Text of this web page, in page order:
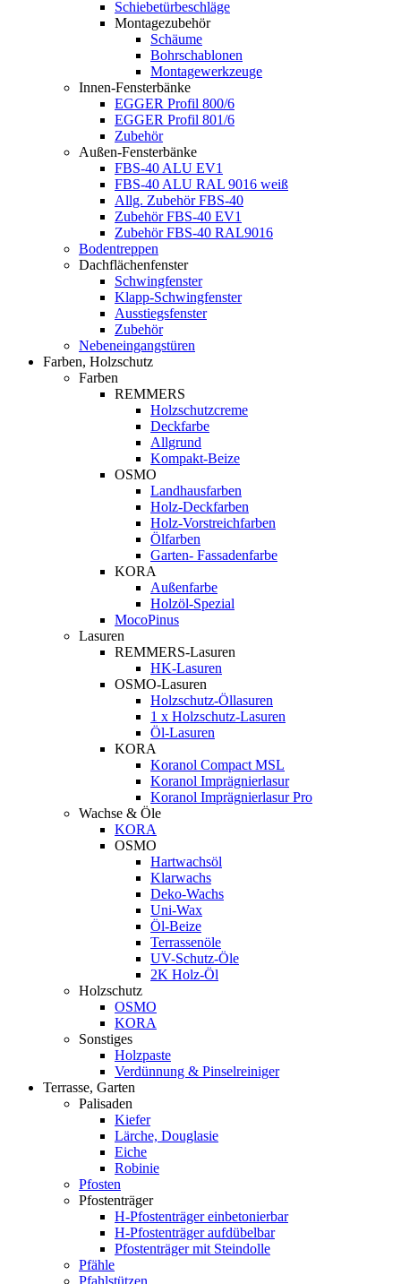
Schiebetürbeschläge
Montagezubehör
Schäume
Bohrschablonen
Montagewerkzeuge
Innen-Fensterbänke
EGGER Profil 800/6
EGGER Profil 801/6
Zubehör
Außen-Fensterbänke
FBS-40 ALU EV1
FBS-40 ALU RAL 9016 weiß
Allg. Zubehör FBS-40
Zubehör FBS-40 EV1
Zubehör FBS-40 RAL9016
Bodentreppen
Dachflächenfenster
Schwingfenster
Klapp-Schwingfenster
Ausstiegsfenster
Zubehör
Nebeneingangstüren
Farben, Holzschutz
Farben
REMMERS
Holzschutzcreme
Deckfarbe
Allgrund
Kompakt-Beize
OSMO
Landhausfarben
Holz-Deckfarben
Holz-Vorstreichfarben
Ölfarben
Garten- Fassadenfarbe
KORA
Außenfarbe
Holzöl-Spezial
MocoPinus
Lasuren
REMMERS-Lasuren
HK-Lasuren
OSMO-Lasuren
Holzschutz-Öllasuren
1 x Holzschutz-Lasuren
Öl-Lasuren
KORA
Koranol Compact MSL
Koranol Imprägnierlasur
Koranol Imprägnierlasur Pro
Wachse & Öle
KORA
OSMO
Hartwachsöl
Klarwachs
Deko-Wachs
Uni-Wax
Öl-Beize
Terrassenöle
UV-Schutz-Öle
2K Holz-Öl
Holzschutz
OSMO
KORA
Sonstiges
Holzpaste
Verdünnung & Pinselreiniger
Terrasse, Garten
Palisaden
Kiefer
Lärche, Douglasie
Eiche
Robinie
Pfosten
Pfostenträger
H-Pfostenträger einbetonierbar
H-Pfostenträger aufdübelbar
Pfostenträger mit Steindolle
Pfähle
Pfahlstützen